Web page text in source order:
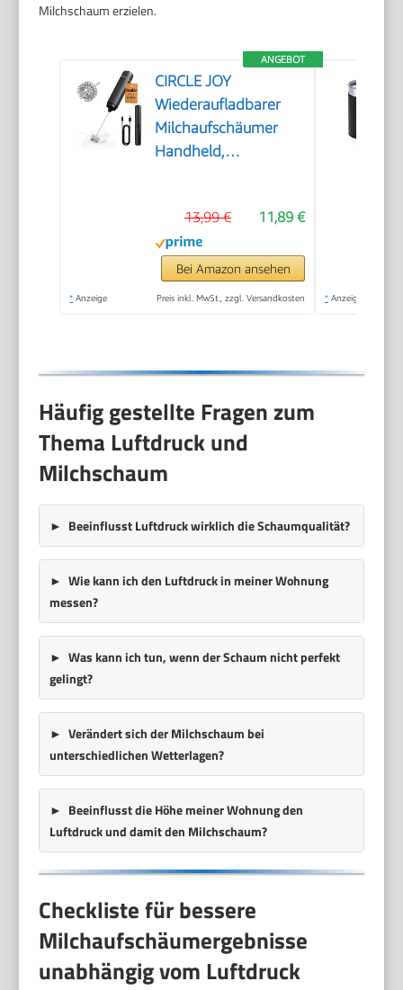
Milchschaum erzielen.
ANGEBOT
CIRCLE JOY
Wiederaufladbarer
Milchaufschäumer
Handheld,
Tragbarer
Handaufschäumer,
Zauberstab,
Getränkemixer für
11,89 €
13,99 €
Bei Amazon ansehen
* Anzeige Preis inkl. MwSt., zzgl. Versandkosten * Anzeige
Häufig gestellte Fragen zum
Thema Luftdruck und
Milchschaum
Beeinflusst Luftdruck wirklich die Schaumqualität?
Wie kann ich den Luftdruck in meiner Wohnung
messen?
Was kann ich tun, wenn der Schaum nicht perfekt
gelingt?
Verändert sich der Milchschaum bei
unterschiedlichen Wetterlagen?
Beeinflusst die Höhe meiner Wohnung den
Luftdruck und damit den Milchschaum?
Checkliste für bessere
Milchaufschäumergebnisse
unabhängig vom Luftdruck